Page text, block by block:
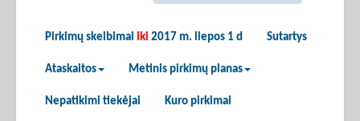
Pirkimų skelbimai iki 2017 m. liepos 1 d Sutartys
Ataskaitos Metinis pirkimų planas
Nepatikimi tiekėjai Kuro pirkimai